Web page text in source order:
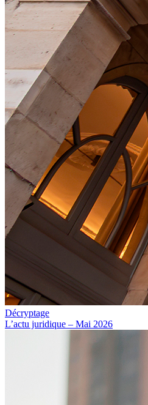
Décryptage
L’actu juridique – Mai 2026